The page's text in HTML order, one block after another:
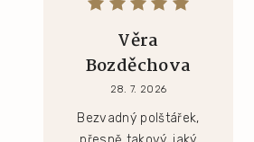
Věra
Bozděchova
28. 7. 2026
Bezvadný polštářek,